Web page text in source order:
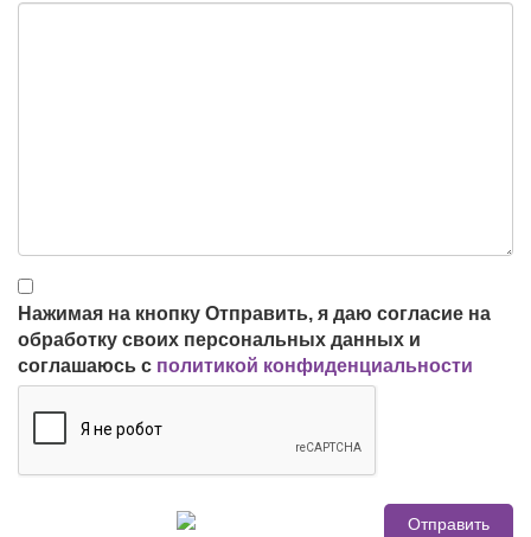
Нажимая на кнопку Отправить, я даю согласие на
обработку своих персональных данных и
соглашаюсь с политикой конфиденциальности